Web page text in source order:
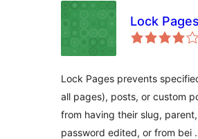
Lock Pages
Lock Pages prevents
all pages), posts, or custom
from having their slug,
password edited, or from bei